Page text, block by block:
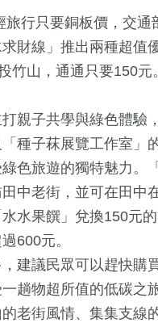
行只要銅板價，交
財線」推出兩種超值
竹山，通通只要150
親子共學與綠色體驗
種子菻展覽工作室」
色旅遊的獨特魅力。
中老街，並可在田中
水果饌」兌換150元
600元。
建議民眾可以趕快購
趟物超所值的低碳之
老街風情、集集支線
56+
總統大選
245+
影視
17+
佛教文化交
區
4046+
政治